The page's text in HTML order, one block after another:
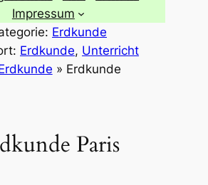
Impressum
Erdkunde
Erdkunde, Unterricht
» Erdkunde
Paris